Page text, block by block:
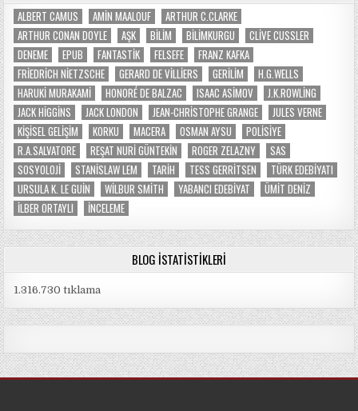
ALBERT CAMUS AMIN MAALOUF
ARTHUR C.CLARKE
ARTHUR CONAN DOYLE
AŞK BILIM BILIMKURGU
CLIVE CUSSLER
DENEME
EPUB FANTASTIK FELSEFE
FRANZ KAFKA
FRIEDRICH NIETZSCHE
GERARD DE VILLIERS GERILIM
H.G.WELLS
HARUKI MURAKAMI
HONORÉ DE BALZAC ISAAC ASIMOV
J.K.ROWLING
JACK HIGGINS
JACK LONDON JEAN-CHRISTOPHE GRANGE
JULES VERNE
KIŞISEL GELIŞIM
KORKU MACERA OSMAN AYSU
POLISIYE
R.A.SALVATORE
REŞAT NURI GÜNTEKIN ROGER ZELAZNY
SAS
SOSYOLOJI
STANISLAW LEM TARIH TESS GERRITSEN
TÜRK EDEBIYATI
URSULA K. LE GUIN
WILBUR SMITH YABANCI EDEBIYAT
ÜMIT DENIZ
İLBER ORTAYLI
İNCELEME
BLOG İSTATISTIKLERI
1.316.730 tıklama